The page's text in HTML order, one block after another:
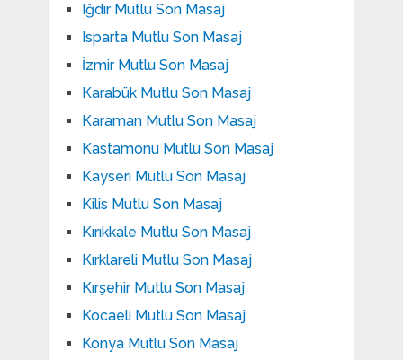
Iğdır Mutlu Son Masaj
Isparta Mutlu Son Masaj
İzmir Mutlu Son Masaj
Karabük Mutlu Son Masaj
Karaman Mutlu Son Masaj
Kastamonu Mutlu Son Masaj
Kayseri Mutlu Son Masaj
Kilis Mutlu Son Masaj
Kırıkkale Mutlu Son Masaj
Kırklareli Mutlu Son Masaj
Kırşehir Mutlu Son Masaj
Kocaeli Mutlu Son Masaj
Konya Mutlu Son Masaj